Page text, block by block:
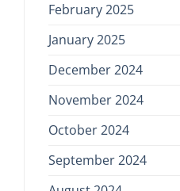
February 2025
January 2025
December 2024
November 2024
October 2024
September 2024